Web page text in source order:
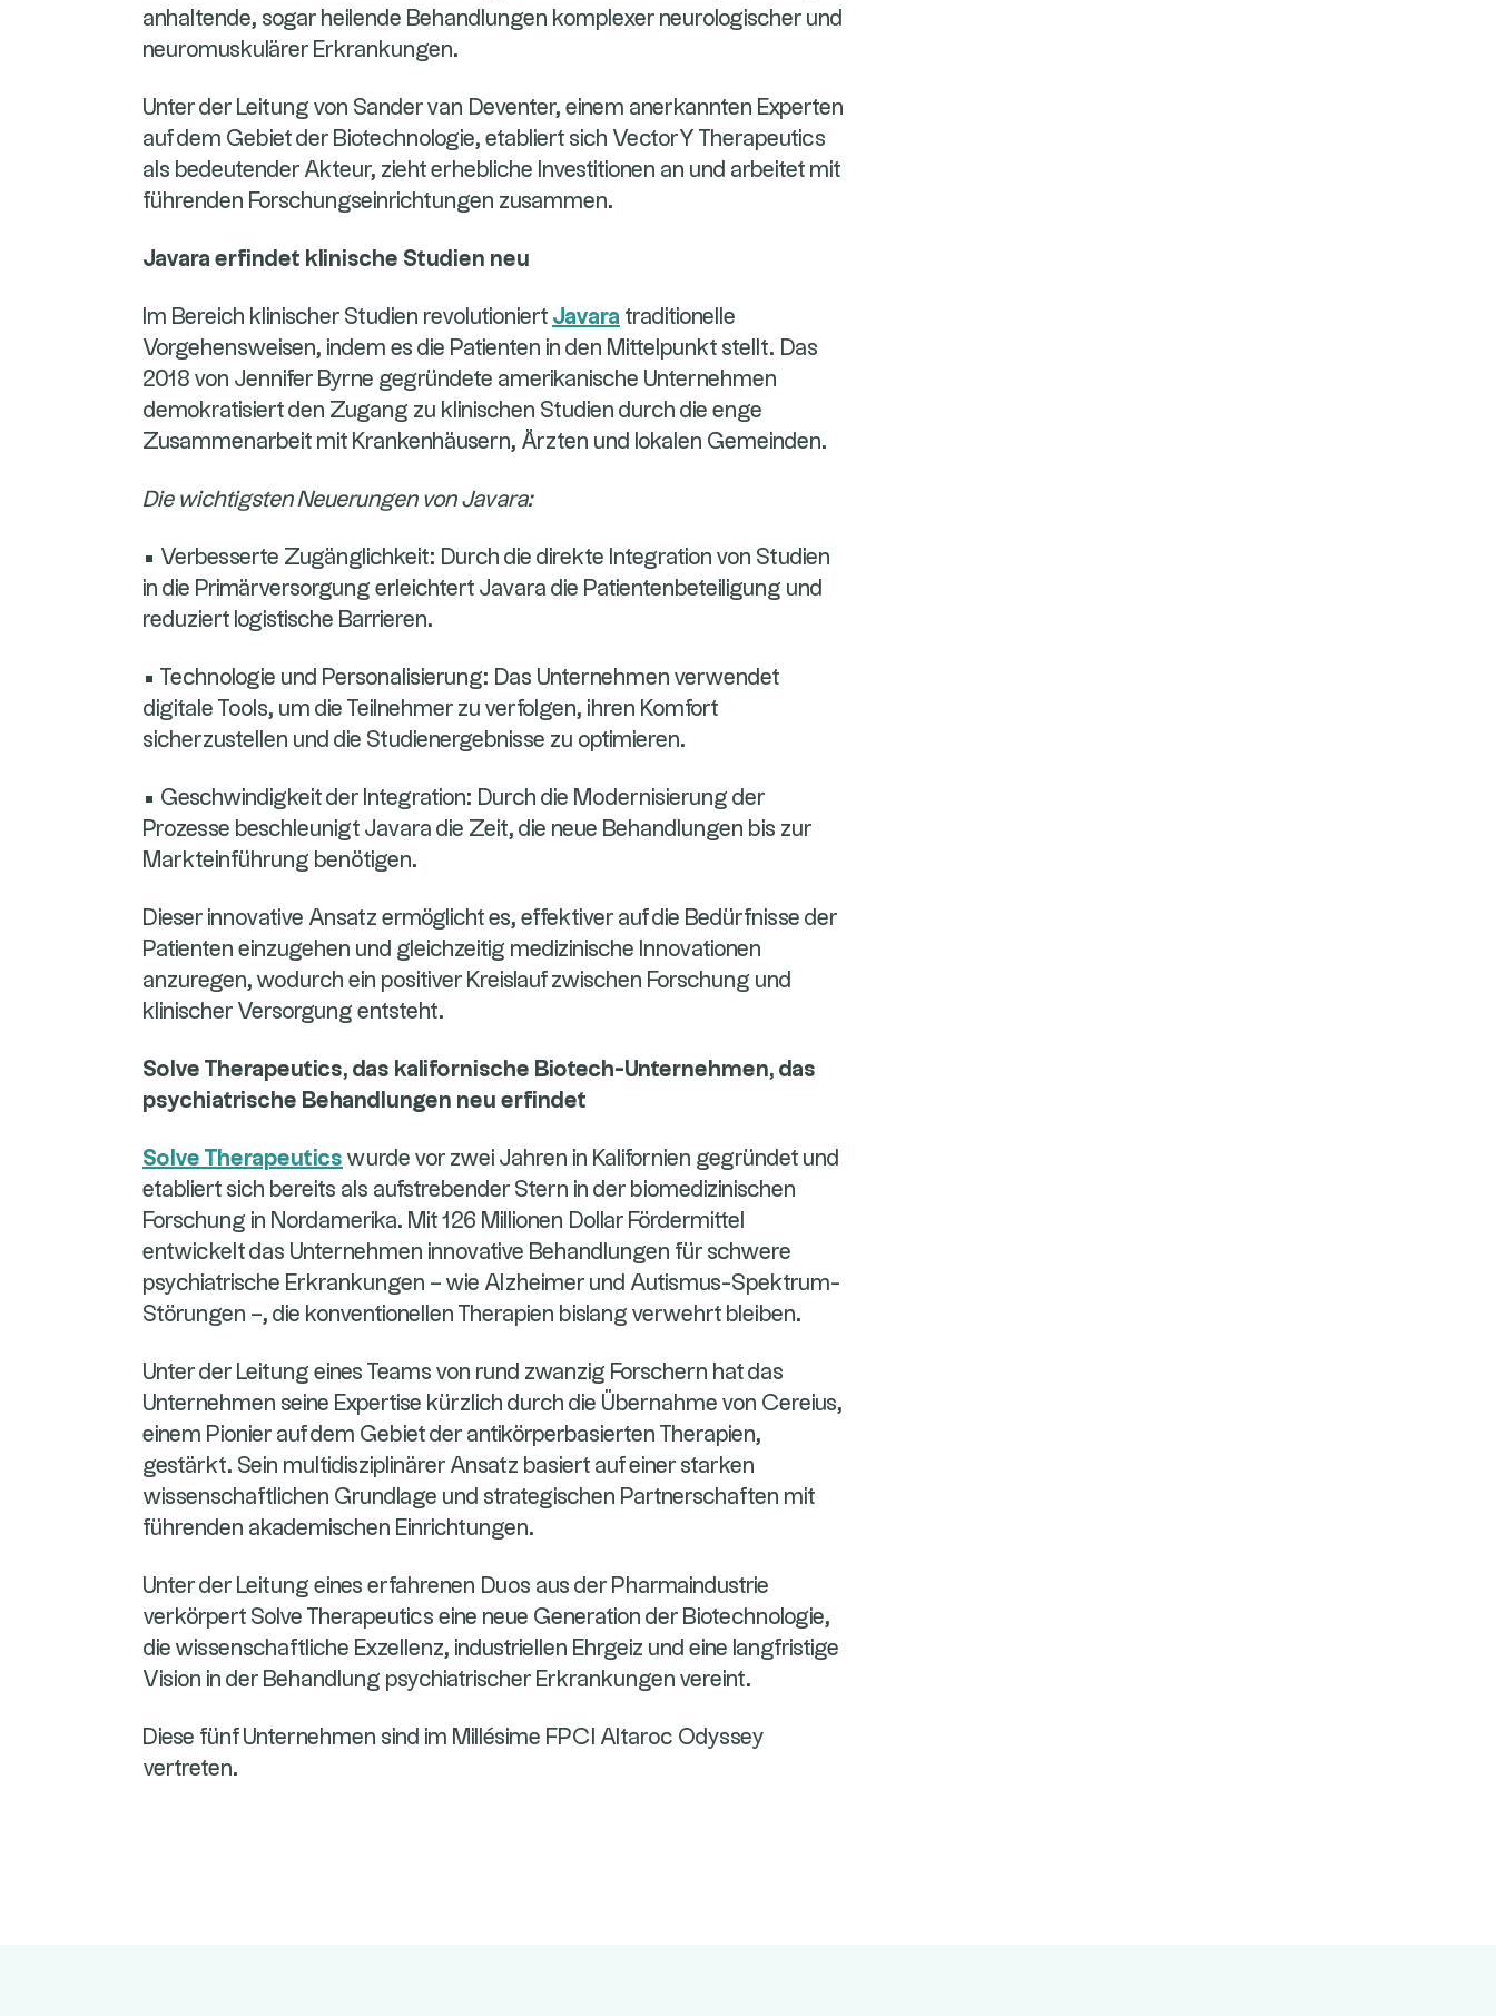
anhaltende, sogar heilende Behandlungen komplexer neurologischer und
neuromuskulärer Erkrankungen.
Unter der Leitung von Sander van Deventer, einem anerkannten Experten
auf dem Gebiet der Biotechnologie, etabliert sich VectorY Therapeutics
als bedeutender Akteur, zieht erhebliche Investitionen an und arbeitet mit
führenden Forschungseinrichtungen zusammen.
Javara erfindet klinische Studien neu
Im Bereich klinischer Studien revolutioniert Javara traditionelle
Vorgehensweisen, indem es die Patienten in den Mittelpunkt stellt. Das
2018 von Jennifer Byrne gegründete amerikanische Unternehmen
demokratisiert den Zugang zu klinischen Studien durch die enge
Zusammenarbeit mit Krankenhäusern, Ärzten und lokalen Gemeinden.
Die wichtigsten Neuerungen von Javara:
• Verbesserte Zugänglichkeit: Durch die direkte Integration von Studien
in die Primärversorgung erleichtert Javara die Patientenbeteiligung und
reduziert logistische Barrieren.
• Technologie und Personalisierung: Das Unternehmen verwendet
digitale Tools, um die Teilnehmer zu verfolgen, ihren Komfort
sicherzustellen und die Studienergebnisse zu optimieren.
• Geschwindigkeit der Integration: Durch die Modernisierung der
Prozesse beschleunigt Javara die Zeit, die neue Behandlungen bis zur
Markteinführung benötigen.
Dieser innovative Ansatz ermöglicht es, effektiver auf die Bedürfnisse der
Patienten einzugehen und gleichzeitig medizinische Innovationen
anzuregen, wodurch ein positiver Kreislauf zwischen Forschung und
klinischer Versorgung entsteht.
Solve Therapeutics, das kalifornische Biotech-Unternehmen, das
psychiatrische Behandlungen neu erfindet
Solve Therapeutics wurde vor zwei Jahren in Kalifornien gegründet und
etabliert sich bereits als aufstrebender Stern in der biomedizinischen
Forschung in Nordamerika. Mit 126 Millionen Dollar Fördermittel
entwickelt das Unternehmen innovative Behandlungen für schwere
psychiatrische Erkrankungen – wie Alzheimer und Autismus-Spektrum-
Störungen –, die konventionellen Therapien bislang verwehrt bleiben.
Unter der Leitung eines Teams von rund zwanzig Forschern hat das
Unternehmen seine Expertise kürzlich durch die Übernahme von Cereius,
einem Pionier auf dem Gebiet der antikörperbasierten Therapien,
gestärkt. Sein multidisziplinärer Ansatz basiert auf einer starken
wissenschaftlichen Grundlage und strategischen Partnerschaften mit
führenden akademischen Einrichtungen.
Unter der Leitung eines erfahrenen Duos aus der Pharmaindustrie
verkörpert Solve Therapeutics eine neue Generation der Biotechnologie,
die wissenschaftliche Exzellenz, industriellen Ehrgeiz und eine langfristige
Vision in der Behandlung psychiatrischer Erkrankungen vereint.
Diese fünf Unternehmen sind im Millésime FPCI Altaroc Odyssey
vertreten.